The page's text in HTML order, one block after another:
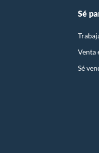
Sé
Venta
Sé